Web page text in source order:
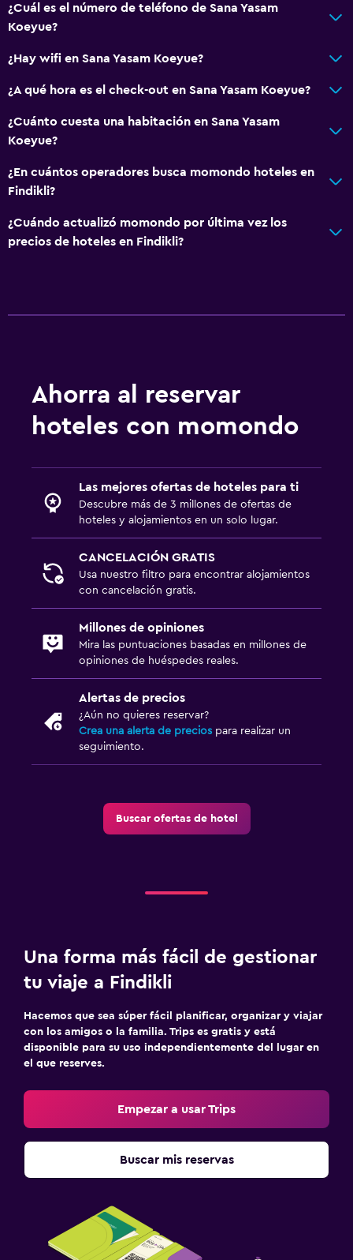
¿Cuál es el número de teléfono de Sana Yasam
Koeyue?
¿Hay wifi en Sana Yasam Koeyue?
¿A qué hora es el check-out en Sana Yasam Koeyue?
¿Cuánto cuesta una habitación en Sana Yasam
Koeyue?
¿En cuántos operadores busca momondo hoteles en
Findikli?
¿Cuándo actualizó momondo por última vez los
precios de hoteles en Findikli?
Ahorra al reservar
hoteles con momondo
Las mejores ofertas de hoteles para ti
Descubre más de 3 millones de ofertas de
hoteles y alojamientos en un solo lugar.
CANCELACIÓN GRATIS
Usa nuestro filtro para encontrar alojamientos
con cancelación gratis.
Millones de opiniones
Mira las puntuaciones basadas en millones de
opiniones de huéspedes reales.
Alertas de precios
¿Aún no quieres reservar?
Crea una alerta de precios para realizar un
seguimiento.
Buscar ofertas de hotel
Una forma más fácil de gestionar
tu viaje a Findikli
Hacemos que sea súper fácil planificar, organizar y viajar
con los amigos o la familia. Trips es gratis y está
disponible para su uso independientemente del lugar en
el que reserves.
Empezar a usar Trips
Buscar mis reservas